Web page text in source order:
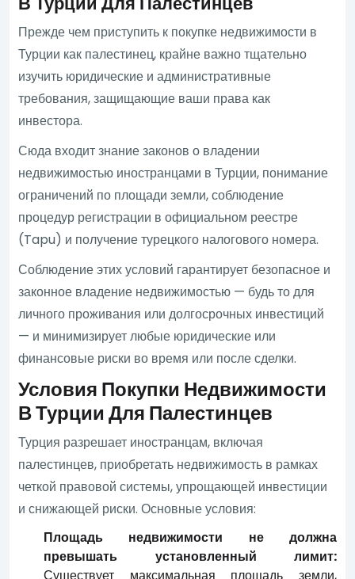
Прежде чем приступить к покупке недвижимости в
Турции как палестинец, крайне важно тщательно
изучить юридические и административные
требования, защищающие ваши права как
инвестора.
Сюда входит знание законов о владении
недвижимостью иностранцами в Турции, понимание
ограничений по площади земли, соблюдение
процедур регистрации в официальном реестре
(Tapu) и получение турецкого налогового номера.
Соблюдение этих условий гарантирует безопасное и
законное владение недвижимостью — будь то для
личного проживания или долгосрочных инвестиций
— и минимизирует любые юридические или
финансовые риски во время или после сделки.
Условия Покупки Недвижимости
В Турции Для Палестинцев
Турция разрешает иностранцам, включая
палестинцев, приобретать недвижимость в рамках
четкой правовой системы, упрощающей инвестиции
и снижающей риски. Основные условия:
Площадь недвижимости не должна
превышать установленный лимит:
Существует максимальная площадь земли,